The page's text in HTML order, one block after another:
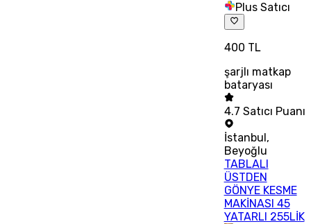
Plus Satıcı
400 TL
şarjlı matkap
bataryası
4.7 Satıcı Puanı
İstanbul,
Beyoğlu
TABLALI
ÜSTDEN
GÖNYE KESME
MAKİNASI 45
YATARLI 255LİK